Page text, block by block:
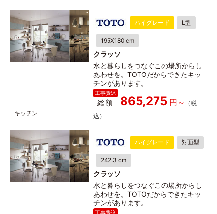
ハイグレード L型
195X180 cm
クラッソ
水と暮らしをつなぐこの場所からし
あわせを。TOTOだからできたキッ
チンがあります。
総額 865,275
ハイグレード 対面型
242.3 cm
クラッソ
水と暮らしをつなぐこの場所からし
あわせを。TOTOだからできたキッ
チンがあります。